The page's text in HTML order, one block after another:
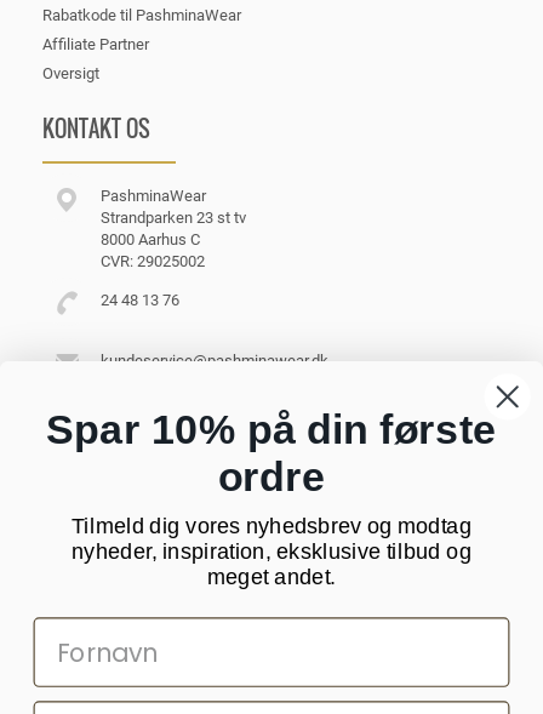
Rabatkode til PashminaWear
Affiliate Partner
Oversigt
KONTAKT OS
PashminaWear
Strandparken 23 st tv
8000 Aarhus C
CVR: 29025002
24 48 13 76
kundeservice@pashminawear.dk
NYHEDSBREV
SOCIALE MEDIER
Spar 10% på din første
ordre
Tilmeld dig vores nyhedsbrev og modtag
nyheder, inspiration, eksklusive tilbud og
meget andet.